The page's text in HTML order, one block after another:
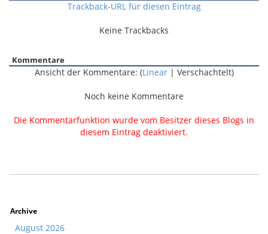
Trackback-URL für diesen Eintrag
Keine Trackbacks
Kommentare
Ansicht der Kommentare: (Linear| Verschachtelt)
Noch keine Kommentare
Die Kommentarfunktion wurde vom Besitzer dieses Blogs in
diesem Eintrag deaktiviert.
Archive
August 2026